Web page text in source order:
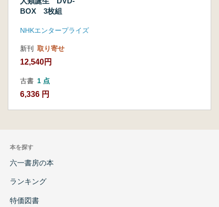
BOX 3枚組
NHKエンタープライズ
新刊 取り寄せ
12,540円
古書 1 点
6,336 円
本を探す
六一書房の本
ランキング
特価図書